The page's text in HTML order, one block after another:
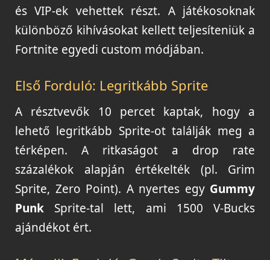
és VIP-ek vehettek részt. A játékosoknak
különböző kihívásokat kellett teljesíteniük a
Fortnite egyedi custom módjában.
Első Forduló: Legritkább Sprite
A résztvevők 10 percet kaptak, hogy a
lehető legritkább Sprite-ot találják meg a
térképen. A ritkaságot a drop rate
százalékok alapján értékelték (pl. Grim
Sprite, Zero Point). A nyertes egy Gummy
Punk Sprite-tal lett, ami 1500 V-Bucks
ajándékot ért.